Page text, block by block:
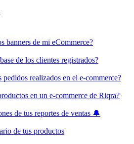
banners de mi eCommerce?
de los clientes registrados?
pedidos realizados en el e-commerce?
en un e-commerce de Riqra?
de tus reportes de ventas 🔔
de tus productos